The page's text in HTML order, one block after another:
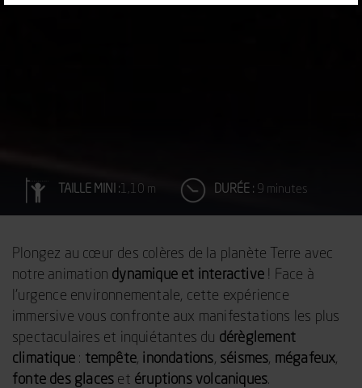
TAILLE MINI :1,10 m DURÉE : 9 minutes
Plongez au cœur des colères de la planète Terre avec
notre animation dynamique et interactive ! Face à
l’urgence environnementale, cette expérience
immersive vous confronte aux manifestations les plus
spectaculaires et inquiétantes du dérèglement
climatique : tempête, inondations, séismes, mégafeux,
fonte des glaces et éruptions volcaniques.